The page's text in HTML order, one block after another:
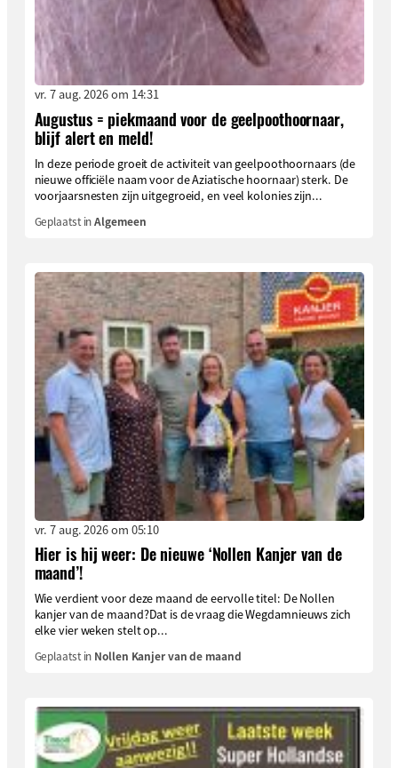
vr. 7 aug. 2026 om 14:31
Augustus = piekmaand voor de geelpoothoornaar,
blijf alert en meld!
In deze periode groeit de activiteit van geelpoothoornaars (de
nieuwe officiële naam voor de Aziatische hoornaar) sterk. De
voorjaarsnesten zijn uitgegroeid, en veel kolonies zijn...
Geplaatst inAlgemeen
vr. 7 aug. 2026 om 05:10
Hier is hij weer: De nieuwe ‘Nollen Kanjer van de
maand’!
Wie verdient voor deze maand de eervolle titel: De Nollen
kanjer van de maand?Dat is de vraag die Wegdamnieuws zich
elke vier weken stelt op...
Geplaatst in Nollen Kanjer van de maand